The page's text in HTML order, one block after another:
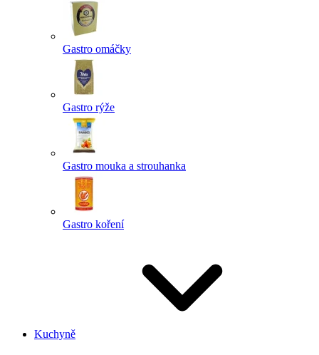
Gastro omáčky
Gastro rýže
Gastro mouka a strouhanka
Gastro koření
Kuchyně